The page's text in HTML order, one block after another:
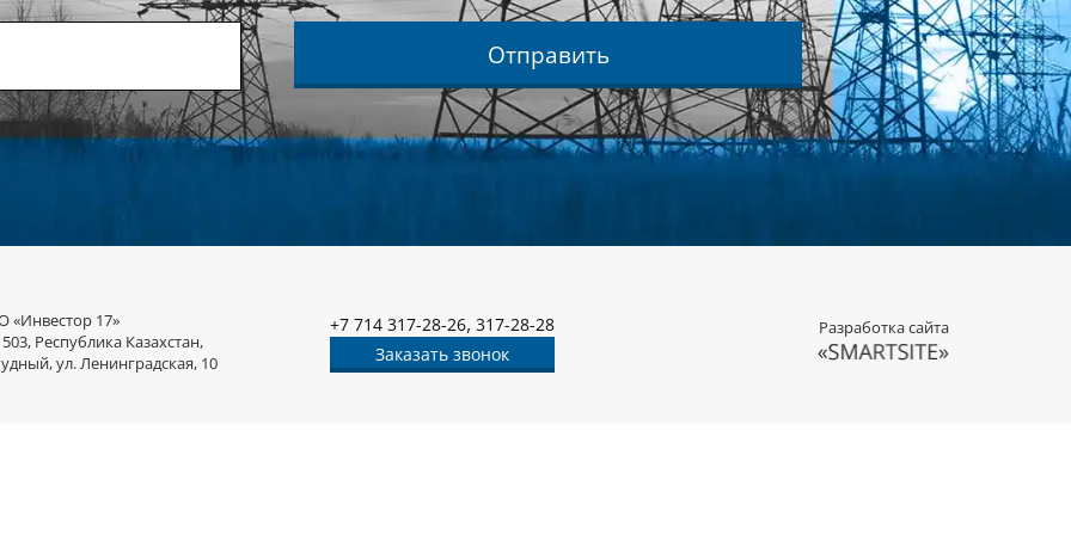
Отправить
«Инвестор 17»
Республика Казахстан,
ул. Ленинградская, 10
+7 714 317-28-26, 317-28-28
Заказать звонок
Разработка сайта